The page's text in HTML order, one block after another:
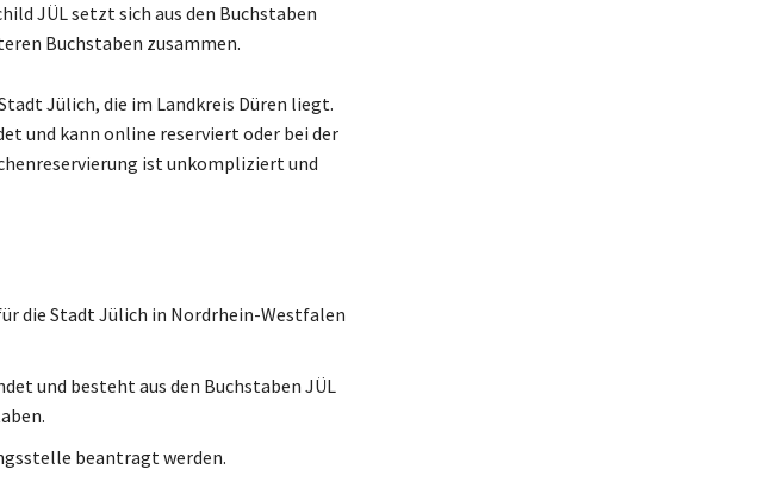
JÜL setzt sich aus den Buchstaben
Buchstaben zusammen.
Jülich, die im Landkreis Düren liegt.
und kann online reserviert oder bei der
ist unkompliziert und
die Stadt Jülich in Nordrhein-Westfalen
und besteht aus den Buchstaben JÜL
beantragt werden.